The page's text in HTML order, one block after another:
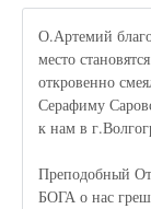
О.Артемий
место
откровенно
Серафиму
к нам в
Преподобный
БОГА о нас